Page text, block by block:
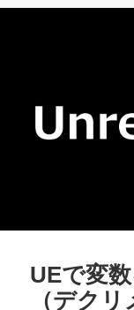
UEで変
（デク